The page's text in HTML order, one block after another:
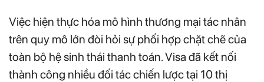
Việc hiện thực hóa mô hình thương mại tác nhân
trên quy mô lớn đòi hỏi sự phối hợp chặt chẽ của
toàn bộ hệ sinh thái thanh toán. Visa đã kết nối
thành công nhiều đối tác chiến lược tại 10 thị